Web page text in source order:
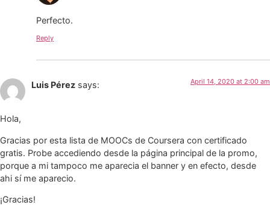
Perfecto.
Reply
Luis Pérez says: April 14, 2020 at 2:00 am
Hola,
Gracias por esta lista de MOOCs de Coursera con certificado
gratis. Probe accediendo desde la página principal de la promo,
porque a mi tampoco me aparecia el banner y en efecto, desde
ahi sí me aparecio.
¡Gracias!